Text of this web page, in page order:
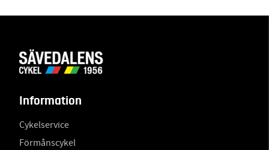
Information
Cykelservice
Förmånscykel